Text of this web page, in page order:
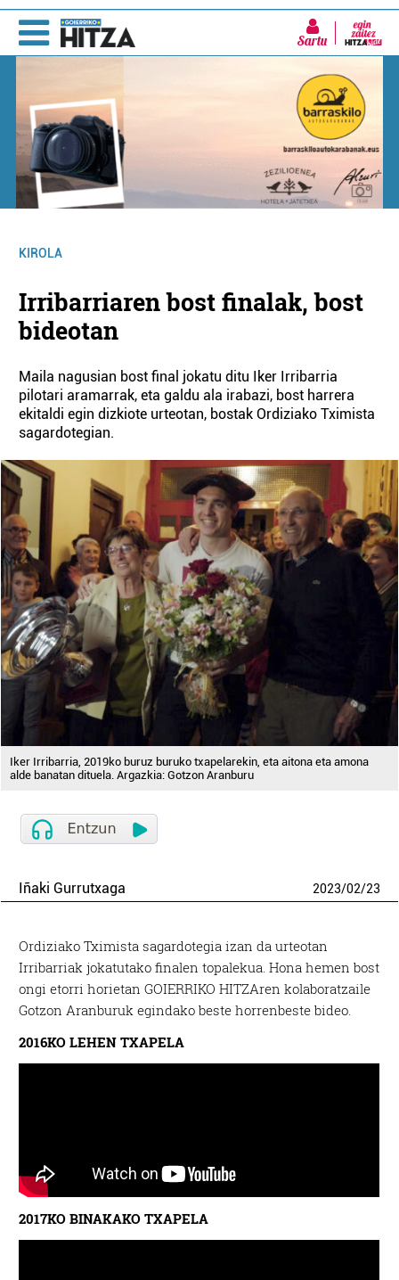
Sartu
KIROLA
Irribarriaren bost finalak, bost
bideotan
Maila nagusian bost final jokatu ditu Iker Irribarria
pilotari aramarrak, eta galdu ala irabazi, bost harrera
ekitaldi egin dizkiote urteotan, bostak Ordiziako Tximista
sagardotegian.
Iker Irribarria, 2019ko buruz buruko txapelarekin, eta aitona eta amona
alde banatan dituela. Argazkia: Gotzon Aranburu
Iñaki Gurrutxaga 2023/02/23
Ordiziako Tximista sagardotegia izan da urteotan
Irribarriak jokatutako finalen topalekua. Hona hemen bost
ongi etorri horietan GOIERRIKO HITZAren kolaboratzaile
Gotzon Aranburuk egindako beste horrenbeste bideo.
2016KO LEHEN TXAPELA
2017KO BINAKAKO TXAPELA